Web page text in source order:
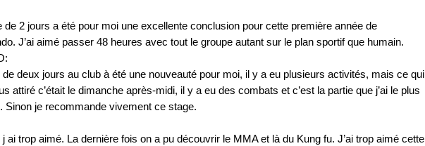
de 2 jours a été pour moi une excellente conclusion pour cette première année de
J’ai aimé passer 48 heures avec tout le groupe autant sur le plan sportif que humain.
de deux jours au club à été une nouveauté pour moi, il y a eu plusieurs activités, mais ce qui
attiré c’était le dimanche après-midi, il y a eu des combats et c’est la partie que j’ai le plus
Sinon je recommande vivement ce stage.
j ai trop aimé. La dernière fois on a pu découvrir le MMA et là du Kung fu. J’ai trop aimé cette